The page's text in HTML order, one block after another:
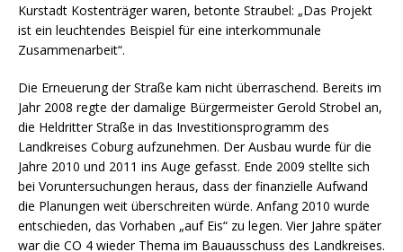
Kurstadt Kostenträger waren, betonte Straubel: „Das Projekt
ist ein leuchtendes Beispiel für eine interkommunale
Zusammenarbeit“.
Die Erneuerung der Straße kam nicht überraschend. Bereits im
Jahr 2008 regte der damalige Bürgermeister Gerold Strobel an,
die Heldritter Straße in das Investitionsprogramm des
Landkreises Coburg aufzunehmen. Der Ausbau wurde für die
Jahre 2010 und 2011 ins Auge gefasst. Ende 2009 stellte sich
bei Voruntersuchungen heraus, dass der finanzielle Aufwand
die Planungen weit überschreiten würde. Anfang 2010 wurde
entschieden, das Vorhaben „auf Eis“ zu legen. Vier Jahre später
war die CO 4 wieder Thema im Bauausschuss des Landkreises.